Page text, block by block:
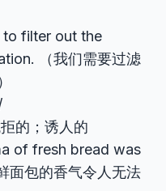
to filter out the
（我们需要过滤
的；诱人的
of fresh bread was
面包的香气令人无法